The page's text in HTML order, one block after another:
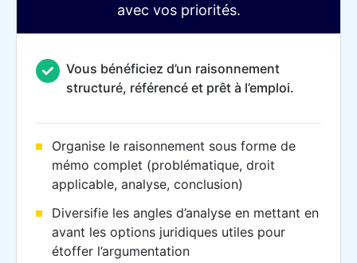
avec vos priorités.
Vous bénéficiez d’un raisonnement
structuré, référencé et prêt à l’emploi.
Organise le raisonnement sous forme de
mémo complet (problématique, droit
applicable, analyse, conclusion)
Diversifie les angles d’analyse en mettant en
avant les options juridiques utiles pour
étoffer l’argumentation